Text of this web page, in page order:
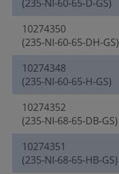
(235-NI-60-65-D-GS)
10274350
(235-NI-60-65-DH-GS)
10274348
(235-NI-60-65-H-GS)
10274352
(235-NI-68-65-DB-GS)
10274351
(235-NI-68-65-HB-GS)